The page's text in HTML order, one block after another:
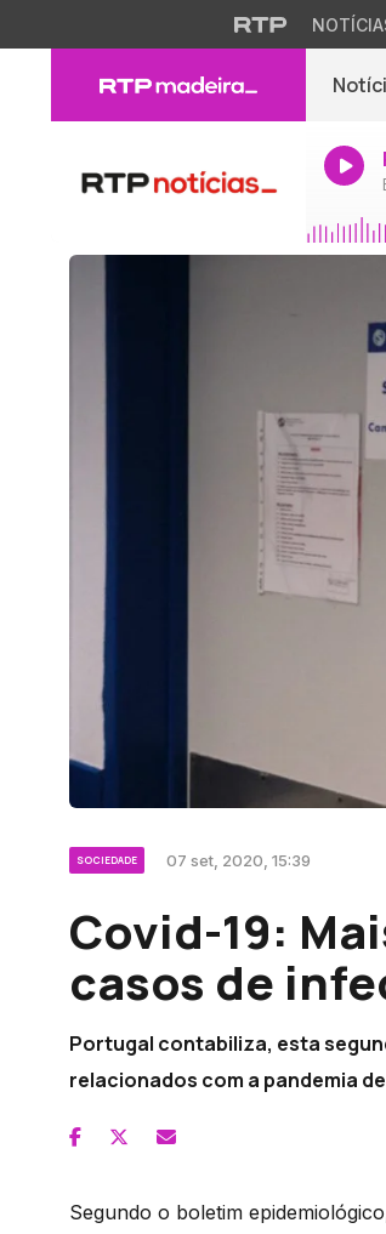
SOCIEDADE 07 set, 2020, 15:39
Covid-19:
casos de
Portugal contabiliza, esta
relacionados com a pandemia
Segundo o boletim